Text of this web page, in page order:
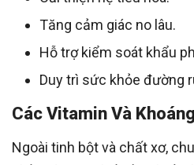
Tăng cảm giác no lâu.
Hỗ trợ kiểm soát khẩu
Duy trì sức khỏe đường
Các Vitamin Và
Ngoài tinh bột và chất xơ,